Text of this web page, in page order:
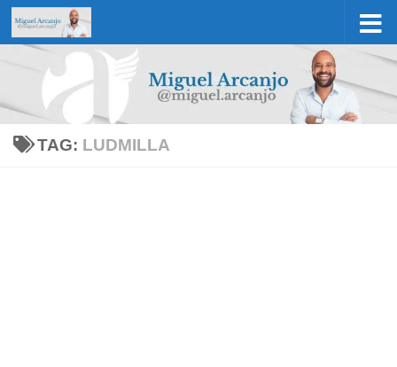
Skip to content
TAG: LUDMILLA